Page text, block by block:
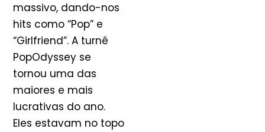
massivo, dando-nos
hits como “Pop” e
“Girlfriend”. A turnê
PopOdyssey se
tornou uma das
maiores e mais
lucrativas do ano.
Eles estavam no topo